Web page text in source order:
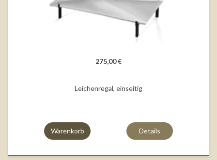
275,00 €
Leichenregal, einseitig
Warenkorb Details